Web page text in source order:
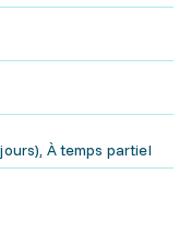
À temps partiel